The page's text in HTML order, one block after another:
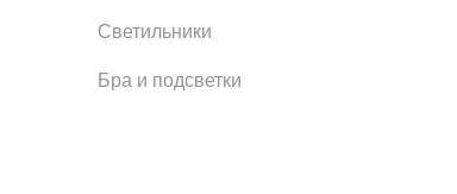
Светильники
Бра и подсветки